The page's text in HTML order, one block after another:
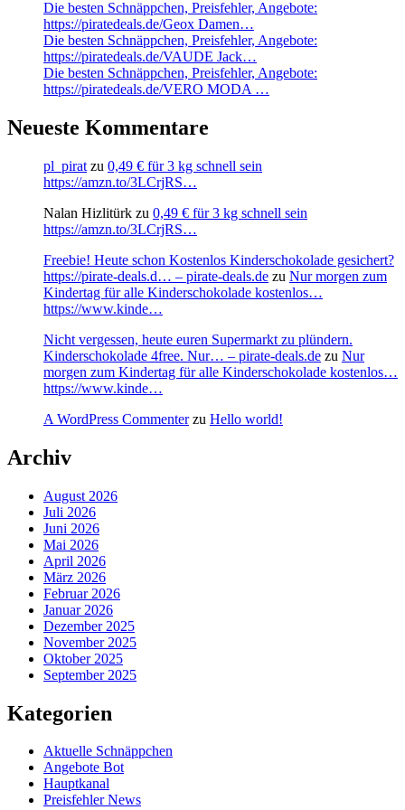
Die besten Schnäppchen, Preisfehler, Angebote:
https://piratedeals.de/Geox Damen…
Die besten Schnäppchen, Preisfehler, Angebote:
https://piratedeals.de/VAUDE Jack…
Die besten Schnäppchen, Preisfehler, Angebote:
https://piratedeals.de/VERO MODA …
Neueste Kommentare
pl_pirat zu 0,49 € für 3 kg schnell sein
https://amzn.to/3LCrjRS…
Nalan Hizlitürk zu 0,49 € für 3 kg schnell sein
https://amzn.to/3LCrjRS…
Freebie! Heute schon Kostenlos Kinderschokolade gesichert?
https://pirate-deals.d… – pirate-deals.de zu Nur morgen zum
Kindertag für alle Kinderschokolade kostenlos…
https://www.kinde…
Nicht vergessen, heute euren Supermarkt zu plündern.
Kinderschokolade 4free. Nur… – pirate-deals.de zu Nur
morgen zum Kindertag für alle Kinderschokolade kostenlos…
https://www.kinde…
A WordPress Commenterzu Hello world!
Archiv
August 2026
Juli 2026
Juni 2026
Mai 2026
April 2026
März 2026
Februar 2026
Januar 2026
Dezember 2025
November 2025
Oktober 2025
September 2025
Kategorien
Aktuelle Schnäppchen
Angebote Bot
Hauptkanal
Preisfehler News